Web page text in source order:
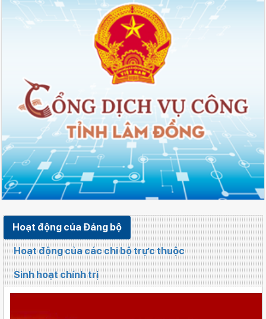
Hoạt động của Đảng bộ
Hoạt động của các chi bộ trực thuộc
Sinh hoạt chính trị